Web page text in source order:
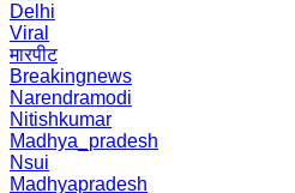
Delhi
Viral
मारपीट
Breakingnews
Narendramodi
Nitishkumar
Madhya_pradesh
Nsui
Madhyapradesh